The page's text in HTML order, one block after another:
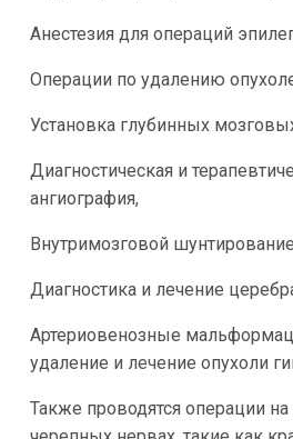
Анестезия для операций
Операции по удалению
Установка глубинных
Диагностическая и
ангиография,
Внутримозговой
Диагностика и лечение
Артериовенозные
удаление и лечение опухоли
Также проводятся операции